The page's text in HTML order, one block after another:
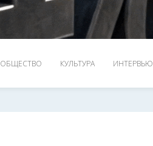
ОБЩЕСТВО КУЛЬТУРА ИНТЕРВЬЮ